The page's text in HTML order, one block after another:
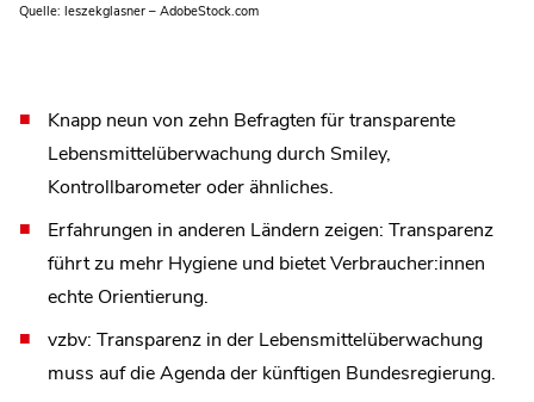
Quelle: leszekglasner – AdobeStock.com
Knapp neun von zehn Befragten für transparente
Lebensmittelüberwachung durch Smiley,
Kontrollbarometer oder ähnliches.
Erfahrungen in anderen Ländern zeigen: Transparenz
führt zu mehr Hygiene und bietet Verbraucher:innen
echte Orientierung.
vzbv: Transparenz in der Lebensmittelüberwachung
muss auf die Agenda der künftigen Bundesregierung.